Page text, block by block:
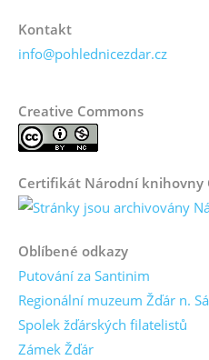
Kontakt
info@pohlednicezdar.cz
Creative Commons
Certifikát Národní knihovny
Oblíbené odkazy
Putování za Santinim
Regionální muzeum Žďár n.
Spolek žďárských filatelistů
Zámek Žďár